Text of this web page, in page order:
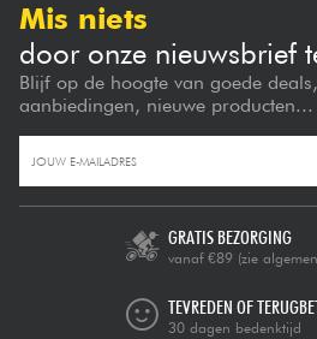
Mis niets
door onze nieuwsbrief
Blijf op de hoogte van goede
aanbiedingen, nieuwe producten...
GRATIS BEZORGING
vanaf €89 (zie
TEVREDEN OF
30 dagen bedenktijd